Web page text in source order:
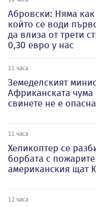
Абровски: Няма как
който се води
да влиза от трети
0,30 евро у нас
11 часа
Земеделският
Африканската чума
свинете не е
11 часа
Хеликоптер се
борбата с
американския щат
12 часа